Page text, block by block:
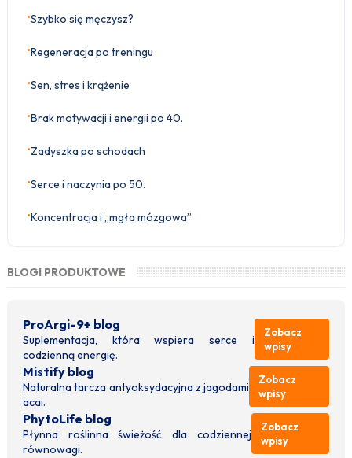
•Szybko się męczysz?
•Regeneracja po treningu
•Sen, stres i krążenie
•Brak motywacji i energii po 40.
•Zadyszka po schodach
•Serce i naczynia po 50.
•Koncentracja i „mgła mózgowa”
BLOGI PRODUKTOWE
ProArgi-9+ blog
Suplementacja, która wspiera serce i
codzienną energię.
Zobacz
wpisy
Mistify blog
Naturalna tarcza antyoksydacyjna z jagodami
acai.
Zobacz
wpisy
PhytoLife blog
Płynna roślinna świeżość dla codziennej
równowagi.
Zobacz
wpisy